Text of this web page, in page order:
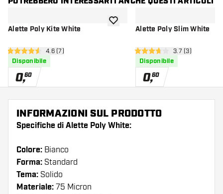
Alette Poly Kite White
apri pannello recensioni
4.6 stelle di valutazione
4.6 (7)
Disponibile
0,60
aggiungi alla lista dei desideri
Alette Poly Slim White
apri pannello
3.7 stelle di valutazione
3.7 (3)
Disponibile
0,60
INFORMAZIONI SUL PRODOTTO
Specifiche di Alette Poly White:
Colore: Bianco
Forma: Standard
Tema: Solido
Materiale: 75 Micron